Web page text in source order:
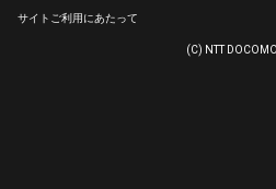
サイトご利用にあたって
(C) NTT